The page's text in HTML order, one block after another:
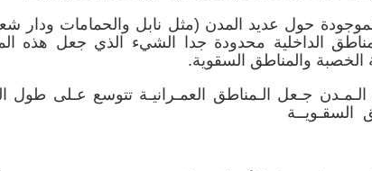
حول عديد المدن (مثل نابل والحمامات ودار
الداخلية محدودة جدا الشيء الذي جعل هذه
الخصبة والمناطق السقوية.
جـعل الـمناطق العمـرانيـة تتوسع عـلى
السقـويــة